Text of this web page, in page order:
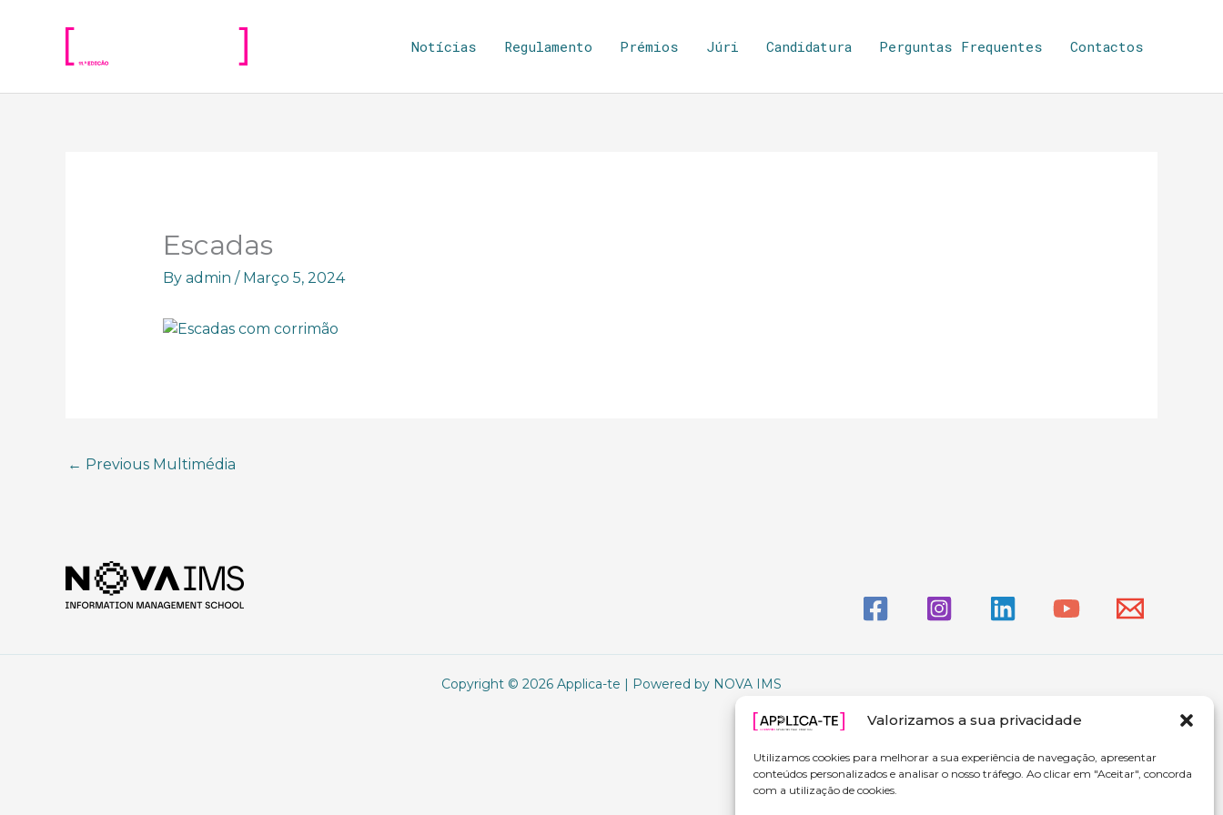
Valorizamos a sua privacidade
Utilizamos cookies para melhorar a sua experiência de navegação, apresentar
conteúdos personalizados e analisar o nosso tráfego. Ao clicar em "Aceitar", concorda
com a utilização de cookies.
Notícias Regulamento Prémios Júri Candidatura Perguntas Frequentes Contactos
Escadas
By admin / Março 5, 2024
← Previous Multimédia
Copyright © 2026 Applica-te | Powered by NOVA IMS